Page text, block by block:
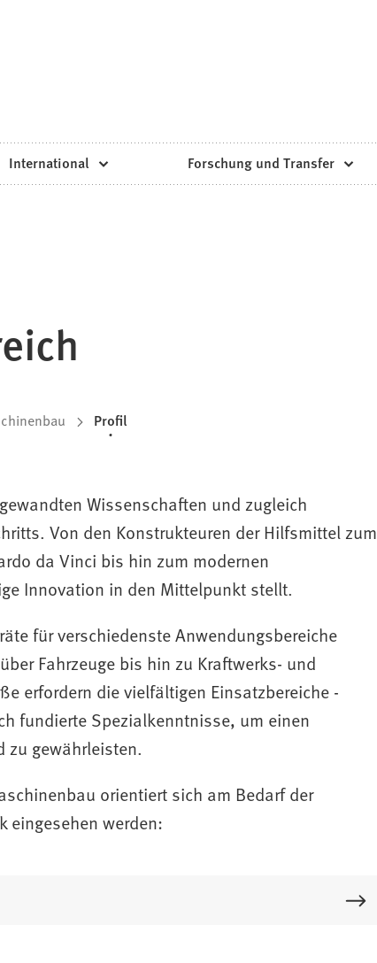
International Forschung und Transfer
Profil
Wissenschaften und zugleich
Von den Konstrukteuren der Hilfsmittel zum
da Vinci bis hin zum modernen
Innovation in den Mittelpunkt stellt.
für verschiedenste Anwendungsbereiche
Fahrzeuge bis hin zu Kraftwerks- und
erfordern die vielfältigen Einsatzbereiche -
fundierte Spezialkenntnisse, um einen
zu gewährleisten.
orientiert sich am Bedarf der
eingesehen werden: